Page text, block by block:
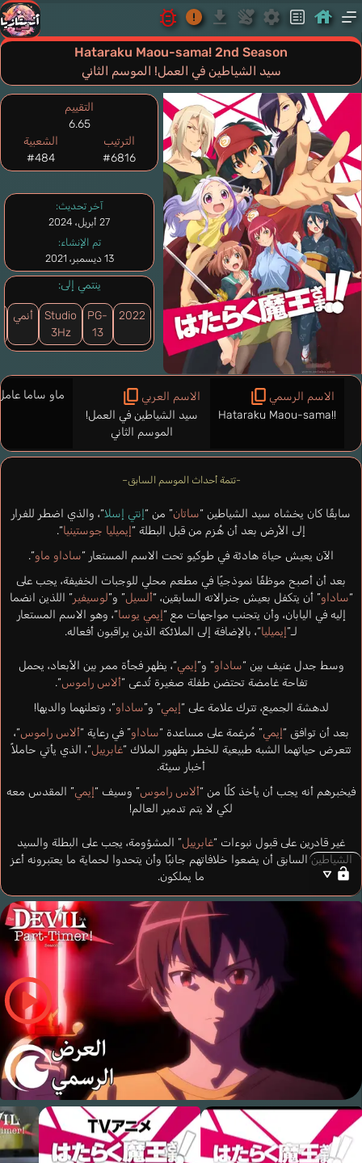
Hataraku Maou-sama! 2nd Season
سيد الشياطين في العمل! الموسم الثاني
آخر تحديث:
27 أبريل، 2024
تم الإنشاء:
13 ديسمبر، 2021
ينتمي إلى:
2022
PG-
13
Studio
3Hz
أنمي
-تتمة أحداث الموسم السابق–
سابقًا كان يخشاه سيد الشياطين “ساتان” من “إنتي إسلا“، والذي اضطر للفرار
إلى الأرض بعد أن هُزم من قبل البطلة “إيميليا جوستينيا“.
الآن يعيش حياة هادئة في طوكيو تحت الاسم المستعار “ساداو ماو“.
بعد أن أصبح موظفًا نموذجيًا في مطعم محلي للوجبات الخفيفة، يجب على
“ساداو” أن يتكفل بعيش جنرالاته السابقين، “ألسيل” و”لوسيفير” اللذين انضما
إليه في اليابان، وأن يتجنب مواجهات مع “إيمي يوسا“، وهو الاسم المستعار
لـ”إيميليا“، بالإضافة إلى الملائكة الذين يراقبون أفعاله.
وسط جدل عنيف بين “ساداو” و”إيمي“، يظهر فجأة ممر بين الأبعاد، يحمل
تفاحة غامضة تحتضن طفلة صغيرة تُدعى “ألاس راموس“.
لدهشة الجميع، تترك علامة على “إيمي” و”ساداو“، وتعلنهما والديها!
بعد أن توافق “إيمي” مُرغمة على مساعدة “ساداو” في رعاية “ألاس راموس“،
تتعرض حياتهما الشبه طبيعية للخطر بظهور الملاك “غابرييل“، الذي يأتي حاملاً
أخبار سيئة.
فيخبرهم أنه يجب أن يأخذ كلًا من “ألاس راموس” وسيف “إيمي” المقدس معه
لكي لا يتم تدمير العالم!
غير قادرين على قبول نبوءات “غابرييل” المشؤومة، يجب على البطلة والسيد
الشياطين السابق أن يضعوا خلافاتهم جانبًا وأن يتحدوا لحماية ما يعتبرونه أعز
ما يملكون.
الاسم الرسمي
Hataraku Maou-sama!!
الاسم العربي
سيد الشياطين في العمل!
الموسم الثاني
ماو ساما
التقييم
6.65
الترتيب
#6816
الشعبية
#484